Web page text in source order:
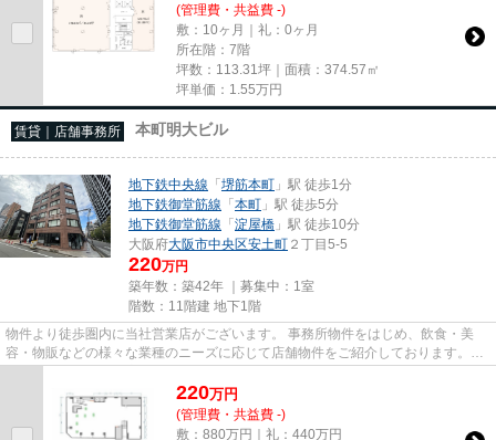
(管理費・共益費 -)
敷：10ヶ月｜礼：0ヶ月
所在階：7階
坪数：113.31坪｜面積：374.57㎡
坪単価： 1.55万円
賃貸｜店舗事務所 本町明大ビル
地下鉄中央線 「堺筋本町 」駅 徒歩1分
地下鉄御堂筋線 「本町 」駅 徒歩5分
地下鉄御堂筋線 「淀屋橋 」駅 徒歩10分
大阪府大阪市中央区安土町 ２丁目5-5
220万円
築年数：築42年 ｜募集中： 1室
階数：11階建 地下1階
物件より徒歩圏内に当社営業店がございます。 事務所物件をはじめ、飲食・美
容・物販などの様々な業種のニーズに応じて店舗物件をご紹介しております。
尚、弊社ではおとり広告は一切...
220万円
(管理費・共益費 -)
敷：880万円｜礼：440万円